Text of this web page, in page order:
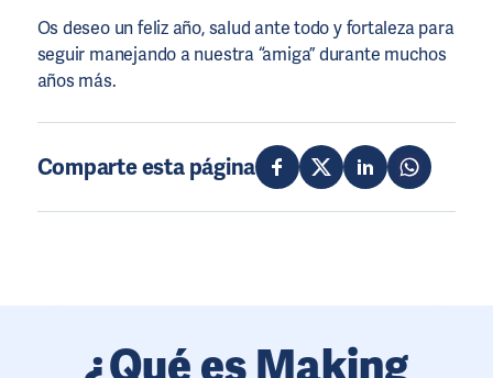
Os deseo un feliz año, salud ante todo y fortaleza para
seguir manejando a nuestra “amiga” durante muchos
años más.
Comparte esta página
¿Qué es Making